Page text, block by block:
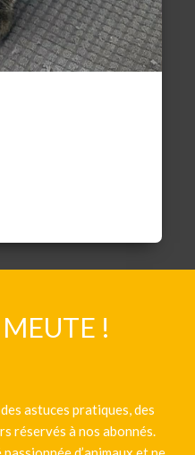
!
astuces pratiques, des
réservés à nos abonnés.